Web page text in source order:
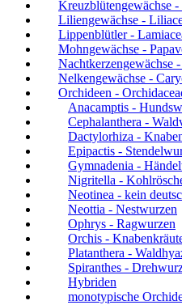
Kreuzblütengewächse -
Liliengewächse -
Lippenblütler -
Mohngewächse -
Nachtkerzengewächse
Nelkengewächse -
Orchideen -
Anacamptis -
Cephalanthera -
Dactylorhiza -
Epipactis -
Gymnadenia -
Nigritella -
Neotinea - kein
Neottia - Nestwurzen
Ophrys - Ragwurzen
Orchis -
Platanthera -
Spiranthes -
Hybriden
monotypische